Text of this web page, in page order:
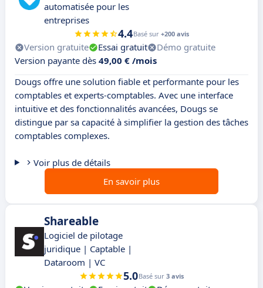
automatisée pour les
entreprises
4.4Basé sur +200 avis
Version gratuite Essai gratuit
Démo gratuite
Version payante dès 49,00 € /mois
Dougs offre une solution fiable et performante pour les
comptables et experts-comptables. Avec une interface
intuitive et des fonctionnalités avancées, Dougs se
distingue par sa capacité à simplifier la gestion des tâches
comptables complexes.
Voir plus de détails
En savoir plus
Shareable
Logiciel de pilotage
juridique | Captable |
Dataroom | VC
5.0Basé sur 3 avis